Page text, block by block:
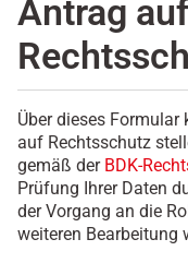
Antrag
Über dieses Formular
auf Rechtsschutz
gemäß der BDK-
Prüfung Ihrer Daten
der Vorgang an die
weiteren Bearbeitung